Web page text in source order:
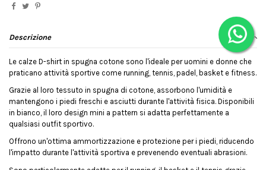
Descrizione
Le calze D-shirt in spugna cotone sono l'ideale per uomini e donne che
praticano attività sportive come running, tennis, padel, basket e fitness.
Grazie al loro tessuto in spugna di cotone, assorbono l'umidità e
mantengono i piedi freschi e asciutti durante l'attività fisica. Disponibili
in bianco, il loro design mini a pattern si adatta perfettamente a
qualsiasi outfit sportivo.
Offrono un'ottima ammortizzazione e protezione per i piedi, riducendo
l'impatto durante l'attività sportiva e prevenendo eventuali abrasioni.